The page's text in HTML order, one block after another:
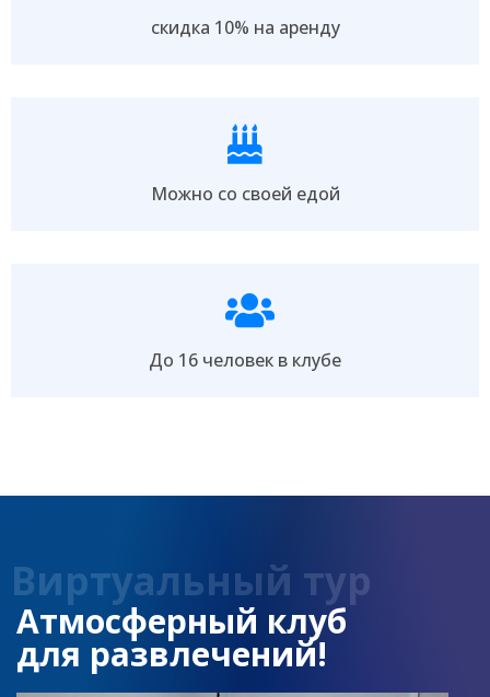
скидка 10% на аренду
Можно со своей едой
До 16 человек в клубе
Виртуальный тур
Атмосферный клуб
для развлечений!